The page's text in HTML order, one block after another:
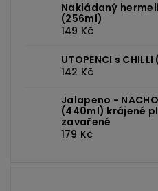
Nakládaný
(256ml)
149 Kč
UTOPENCI s
142 Kč
Jalapeno -
(440ml) krájené
zavařené
179 Kč
Skladem
260 Kč
Čokoládová